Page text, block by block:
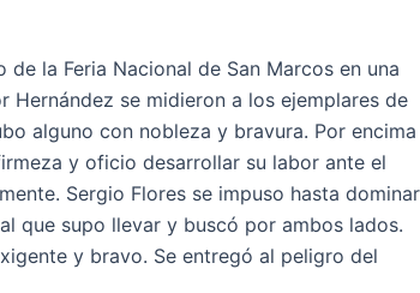
la Feria Nacional de San Marcos en una
se midieron a los ejemplares de
alguno con nobleza y bravura. Por encima
y oficio desarrollar su labor ante el
Sergio Flores se impuso hasta dominar
que supo llevar y buscó por ambos lados.
y bravo. Se entregó al peligro del